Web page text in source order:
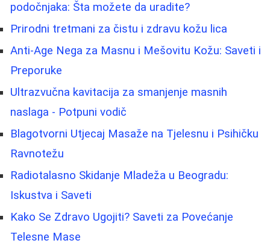
podočnjaka: Šta možete da uradite?
Prirodni tretmani za čistu i zdravu kožu lica
Anti-Age Nega za Masnu i Mešovitu Kožu: Saveti i
Preporuke
Ultrazvučna kavitacija za smanjenje masnih
naslaga - Potpuni vodič
Blagotvorni Utjecaj Masaže na Tjelesnu i Psihičku
Ravnotežu
Radiotalasno Skidanje Mladeža u Beogradu:
Iskustva i Saveti
Kako Se Zdravo Ugojiti? Saveti za Povećanje
Telesne Mase